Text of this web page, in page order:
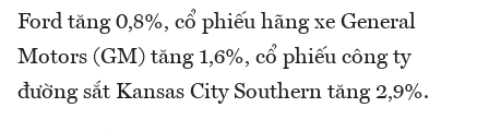
Ford tăng 0,8%, cổ phiếu hãng xe General
Motors (GM) tăng 1,6%, cổ phiếu công ty
đường sắt Kansas City Southern tăng 2,9%.